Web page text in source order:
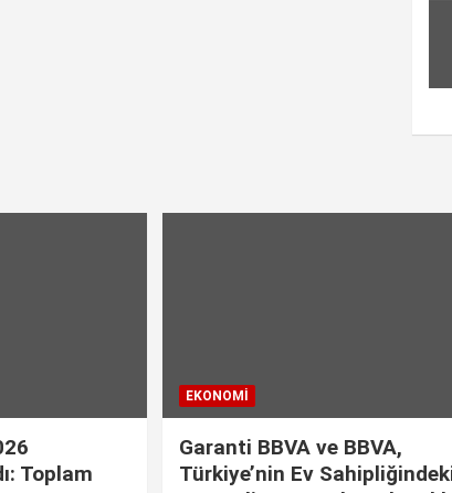
Toplam
EKONOMI
Garanti BBVA ve BBVA,
Türkiye’nin Ev